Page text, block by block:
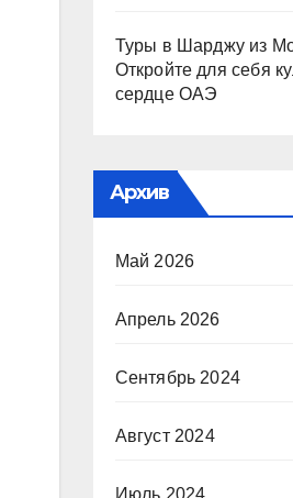
Туры в Шарджу из
Откройте для себя
сердце ОАЭ
Архив
Май 2026
Апрель 2026
Сентябрь 2024
Август 2024
Июль 2024